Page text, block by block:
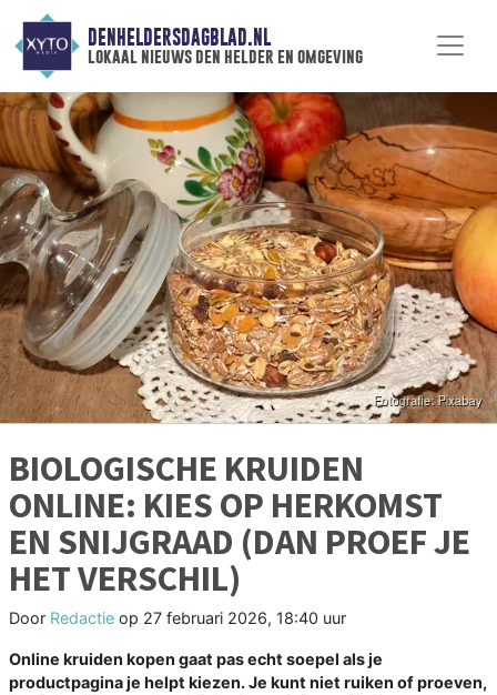
DENHELDERSDAGBLAD.NL
lokaal nieuws den helder en omgeving
BIOLOGISCHE KRUIDEN
ONLINE: KIES OP HERKOMST
EN SNIJGRAAD (DAN PROEF JE
HET VERSCHIL)
Door Redactie op 27 februari 2026, 18:40 uur
Online kruiden kopen gaat pas echt soepel als je
productpagina je helpt kiezen. Je kunt niet ruiken of proeven,